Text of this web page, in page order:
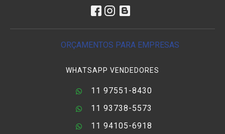
ORÇAMENTOS PARA EMPRESAS
WHATSAPP VENDEDORES
11 97551-8430
11 93738-5573
11 94105-6918